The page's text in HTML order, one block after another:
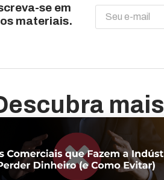
se em
materiais.
mais